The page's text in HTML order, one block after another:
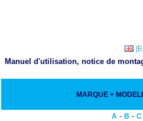
Manuel d'utilisation, notice de
MARQUE +
A - B - C